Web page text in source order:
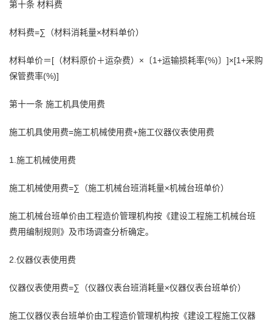
第十条 材料费
材料费=∑（材料消耗量×材料单价）
材料单价＝[（材料原价＋运杂费）×〔1+运输损耗率(%)〕]×[1+采购
保管费率(%)]
第十一条 施工机具使用费
施工机具使用费=施工机械使用费+施工仪器仪表使用费
1.施工机械使用费
施工机械使用费=∑（施工机械台班消耗量×机械台班单价）
施工机械台班单价由工程造价管理机构按《建设工程施工机械台班
费用编制规则》及市场调查分析确定。
2.仪器仪表使用费
仪器仪表使用费=∑（仪器仪表台班消耗量×仪器仪表台班单价）
施工仪器仪表台班单价由工程造价管理机构按《建设工程施工仪器